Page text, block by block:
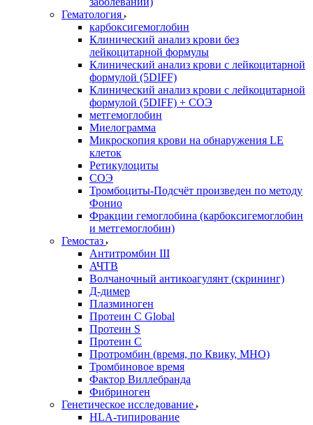
Гематология
карбоксигемоглобин
Клинический анализ крови без
лейкоцитарной формулы
Клинический анализ крови с лейкоцитарной
формулой (5DIFF)
Клинический анализ крови с лейкоцитарной
формулой (5DIFF) + СОЭ
метгемоглобин
Миелограмма
Микроскопия крови на обнаружения LE
клеток
Ретикулоциты
СОЭ
Тромбоциты-Подсчёт произведен по методу
Фонио
Фракции гемоглобина (карбоксигемоглобин
и метгемоглобин)
Гемостаз
Антитромбин III
АЧТВ
Волчаночный антикоагулянт (скрининг)
Д-димер
Плазминоген
Протеин C Global
Протеин S
Протеин С
Протромбин (время, по Квику, МНО)
Тромбиновое время
Фактор Виллебранда
Фибриноген
Генетическое исследование
HLA-типирование